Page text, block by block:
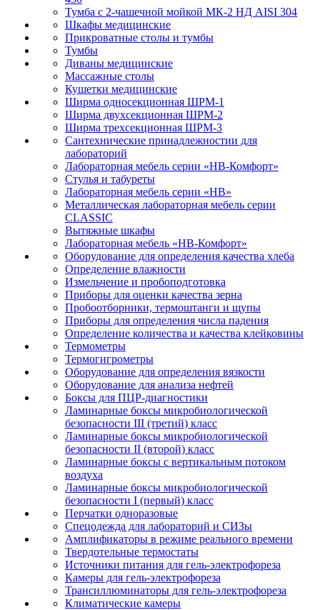
Тумба с 2-чашечной мойкой МК-2 НД AISI 304
Шкафы медицинские
Прикроватные столы и тумбы
Тумбы
Диваны медицинские
Массажные столы
Кушетки медицинские
Ширма односекционная ШРМ-1
Ширма двухсекционная ШРМ-2
Ширма трехсекционная ШРМ-3
Сантехнические принадлежностии для
лабораторий
Лабораторная мебель серии «НВ-Комфорт»
Стулья и табуреты
Лабораторная мебель серии «НВ»
Металлическая лабораторная мебель серии
CLASSIC
Вытяжные шкафы
Лабораторная мебель «НВ-Комфорт»
Оборудование для определения качества хлеба
Определение влажности
Измельчение и пробоподготовка
Приборы для оценки качества зерна
Пробоотборники, термоштанги и щупы
Приборы для определения числа падения
Определение количества и качества клейковины
Термометры
Термогигрометры
Оборудование для определения вязкости
Оборудование для анализа нефтей
Боксы для ПЦР-диагностики
Ламинарные боксы микробиологической
безопасности III (третий) класс
Ламинарные боксы микробиологической
безопасности II (второй) класс
Ламинарные боксы с вертикальным потоком
воздуха
Ламинарные боксы микробиологической
безопасности I (первый) класс
Перчатки одноразовые
Спецодежда для лабораторий и СИЗы
Амплификаторы в режиме реального времени
Твердотельные термостаты
Источники питания для гель-электрофореза
Камеры для гель-электрофореза
Трансиллюминаторы для гель-электрофореза
Климатические камеры